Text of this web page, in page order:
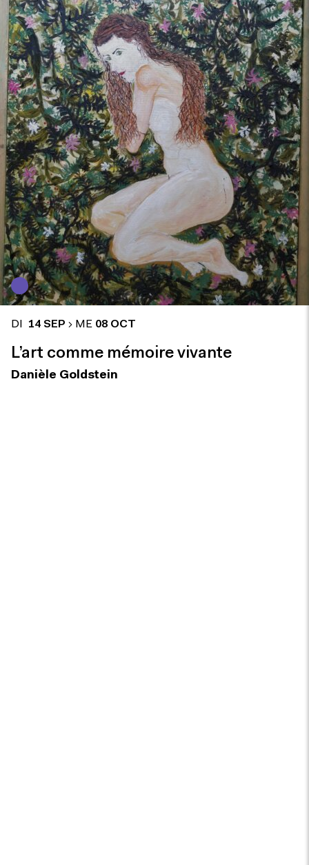
DI 14 SEP ME 08 OCT
L’art comme mémoire vivante
Danièle Goldstein